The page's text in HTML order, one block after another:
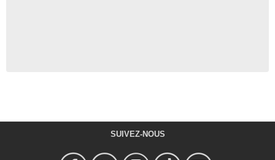
SUIVEZ-NOUS